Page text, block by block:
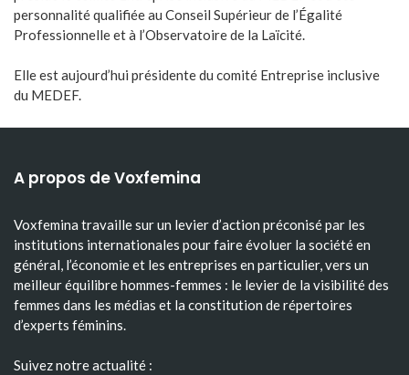
personnalité qualifiée au Conseil Supérieur de l’Égalité
Professionnelle et à l’Observatoire de la Laïcité.
Elle est aujourd’hui présidente du comité Entreprise inclusive
du MEDEF.
A propos de Voxfemina
Voxfemina travaille sur un levier d’action préconisé par les
institutions internationales pour faire évoluer la société en
général, l’économie et les entreprises en particulier, vers un
meilleur équilibre hommes-femmes : le levier de la visibilité des
femmes dans les médias et la constitution de répertoires
d’experts féminins.
Suivez notre actualité :